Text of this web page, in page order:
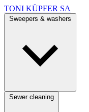
TONI KÜPFER SA